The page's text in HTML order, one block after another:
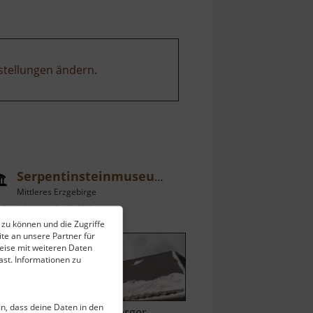
können und die Zugriffe
an unsere Partner für
mit weiteren Daten
Informationen zu
dass deine Daten in den
ändern.
Serpentinsteinmuseum Zöblitz
Mittleres Erzgebirge
vom 13.04.2026 / Zugriffe: 3796
vom aktuellen Standort